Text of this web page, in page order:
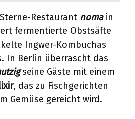
Restaurant nomain
fermentierte Obstsäfte
Ingwer-Kombuchas
In Berlin überrascht das
seine Gäste mit einem
, das zu Fischgerichten
Gemüse gereicht wird.